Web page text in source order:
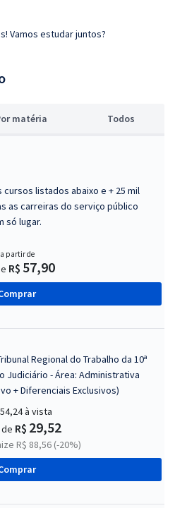
Vamos estudar juntos?
or matéria Todos
listados abaixo e + 25 mil
as carreiras do serviço público
só lugar.
a partir de
R$ 57,90
Regional do Trabalho da 10ª
Judiciário - Área: Administrativa
+ Diferenciais Exclusivos)
à vista
R$ 29,52
R$ 88,56 (-20%)